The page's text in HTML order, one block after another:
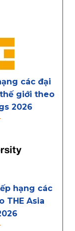
các đại
giới theo
2026
hạng các
THE Asia